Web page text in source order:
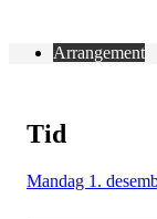
Arrangement
Tid
Mandag 1.